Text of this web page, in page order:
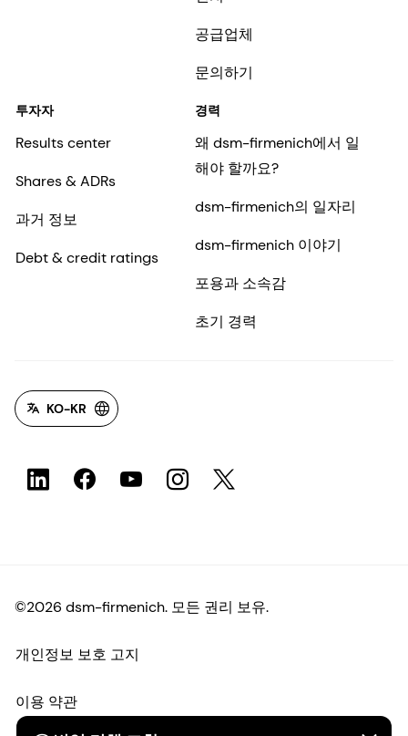
공급업체
문의하기
투자자
Results center
Shares & ADRs
과거 정보
Debt & credit ratings
경력
왜 dsm-firmenich에서 일
해야 할까요?
dsm-firmenich의 일자리
dsm-firmenich 이야기
포용과 소속감
초기 경력
KO-KR
©2026 dsm-firmenich. 모든 권리 보유.
개인정보 보호 고지
이용 약관